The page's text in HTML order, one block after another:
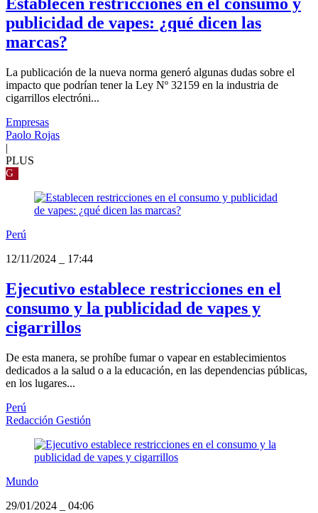
Establecen restricciones en el consumo y
publicidad de vapes: ¿qué dicen las
marcas?
La publicación de la nueva norma generó algunas dudas sobre el
impacto que podrían tener la Ley Nº 32159 en la industria de
cigarrillos electróni...
Empresas
Paolo Rojas
|
PLUS
G
Perú
12/11/2024
17:44
Ejecutivo establece restricciones en el
consumo y la publicidad de vapes y
cigarrillos
De esta manera, se prohíbe fumar o vapear en establecimientos
dedicados a la salud o a la educación, en las dependencias públicas,
en los lugares...
Perú
Redacción Gestión
Mundo
29/01/2024
04:06